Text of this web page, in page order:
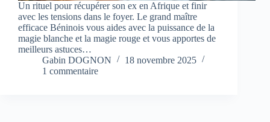
Un rituel pour récupérer son ex en Afrique et finir
avec les tensions dans le foyer. Le grand maître
efficace Béninois vous aides avec la puissance de la
magie blanche et la magie rouge et vous apportes de
meilleurs astuces…
Gabin DOGNON
18 novembre 2025
1 commentaire